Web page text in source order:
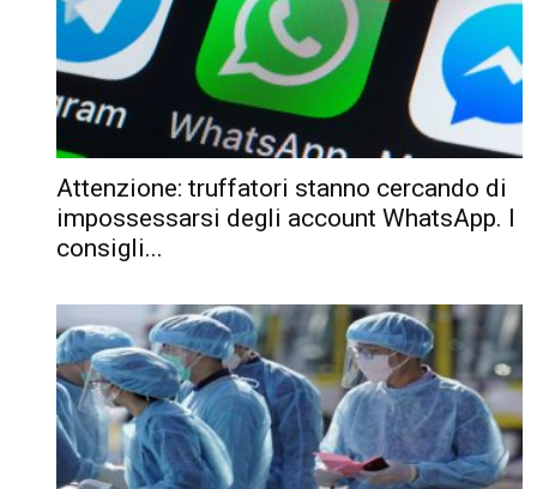
Attenzione: truffatori stanno cercando di
impossessarsi degli account WhatsApp. I
consigli...